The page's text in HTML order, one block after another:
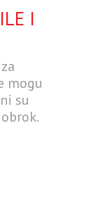
I
mogu
su